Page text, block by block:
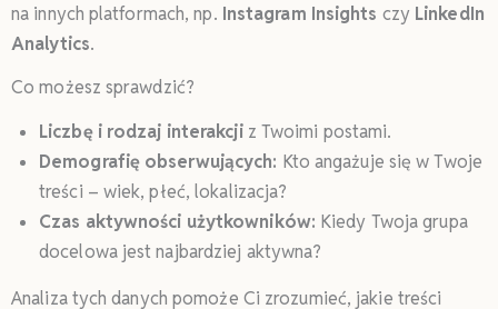
na innych platformach, np. Instagram Insights czy LinkedIn
Analytics.
Co możesz sprawdzić?
Liczbę i rodzaj interakcjiz Twoimi postami.
Demografię obserwujących: Kto angażuje się w Twoje
treści – wiek, płeć, lokalizacja?
Czas aktywności użytkowników: Kiedy Twoja grupa
docelowa jest najbardziej aktywna?
Analiza tych danych pomoże Ci zrozumieć, jakie treści